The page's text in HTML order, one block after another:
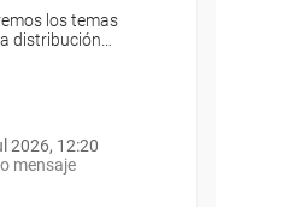
los temas
distribución…
2026, 12:20
mensaje